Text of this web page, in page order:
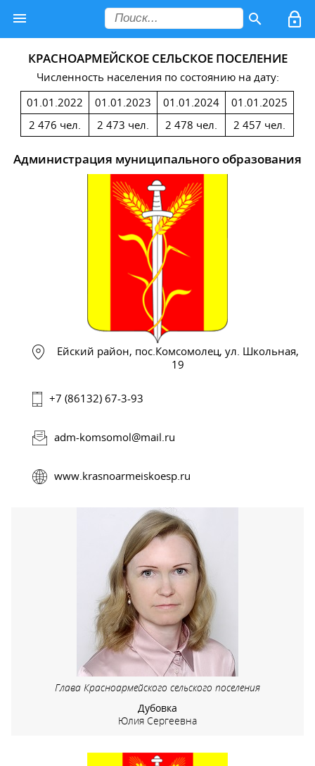
КРАСНОАРМЕЙСКОЕ СЕЛЬСКОЕ ПОСЕЛЕНИЕ
Численность населения по состоянию на дату:
01.01.2022
2 476 чел.
01.01.2023
2 473 чел.
01.01.2024
2 478 чел.
01.01.2025
2 457 чел.
Администрация муниципального образования
Ейский район, пос.Комсомолец, ул. Школьная,
19
+7 (86132) 67-3-93
adm-komsomol@mail.ru
www.krasnoarmeiskoesp.ru
Глава Красноармейского сельского поселения
Дубовка
Юлия Сергеевна